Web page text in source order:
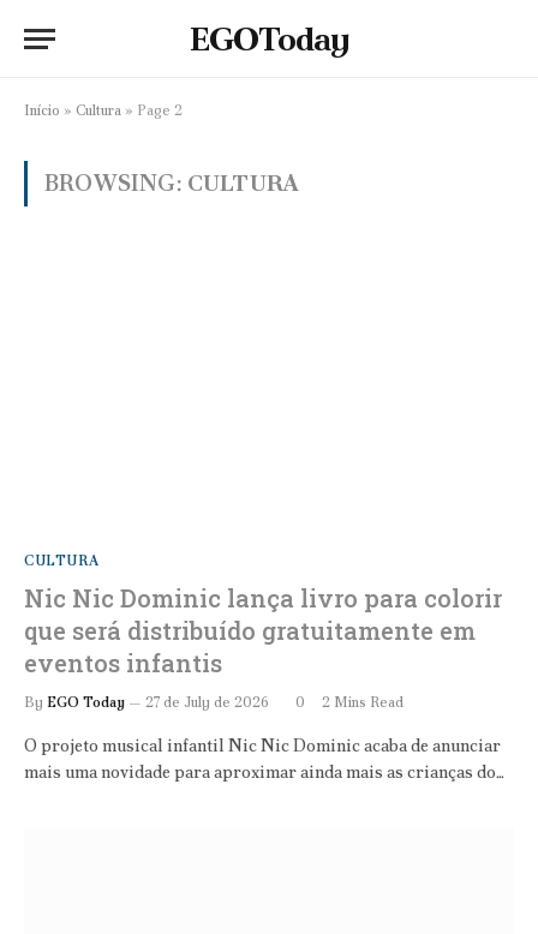
EGOToday
Início » Cultura » Page 2
BROWSING: CULTURA
CULTURA
Nic Nic Dominic lança livro para colorir
que será distribuído gratuitamente em
eventos infantis
By EGO Today 27 de July de 2026 0 2 Mins Read
O projeto musical infantil Nic Nic Dominic acaba de anunciar
mais uma novidade para aproximar ainda mais as crianças do…